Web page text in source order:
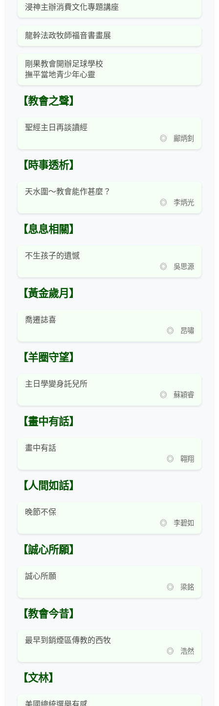
浸神主辦消費文化專題講座
龍幹法政牧師福音書畫展
剛果教會開辦足球學校
撫平當地青少年心靈
【教會之聲】
聖經主日再談讀經
◎ 鄺炳釗
【時事透析】
天水圍～教會能作甚麼？
◎ 李炳光
【息息相關】
不生孩子的遺憾
◎ 吳思源
【黃金歲月】
喬遷誌喜
◎ 昂嘯
【羊圈守望】
主日學變身託兒所
◎ 蘇穎睿
【畫中有話】
畫中有話
◎ 翱翔
【人間如話】
晚節不保
◎ 李碧如
【誠心所願】
誠心所願
◎ 梁銘
【教會今昔】
最早到銷煙區傳教的西牧
◎ 浩然
【文林】